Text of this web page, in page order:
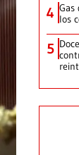
4 Gas
los
5